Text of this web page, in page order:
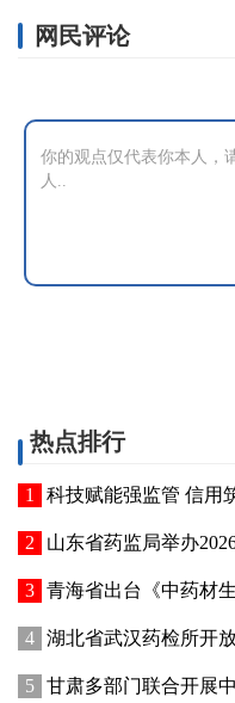
网民评论
热点排行
科技赋能强监管 信用筑基护民生
山东省药监局举办
青海省出台《中药材生产质量管
湖北省武汉药检所开放科
甘肃多部门联合开展中